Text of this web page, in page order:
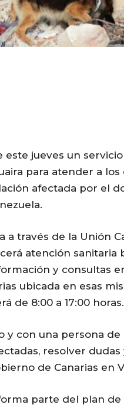
este jueves un
para atender a los
afectada por el
a través de la Unión
atención sanitaria
y consultas
ubicada en esas
de 8:00 a 17:00 horas.
y con una persona de
resolver dudas
de Canarias en
parte del plan